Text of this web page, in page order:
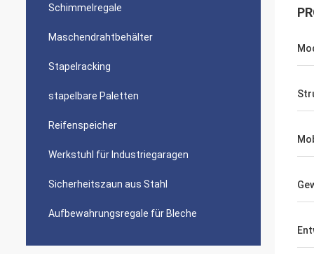
Schimmelregale
Maschendrahtbehälter
Stapelracking
stapelbare Paletten
Reifenspeicher
Werkstuhl für Industriegaragen
Sicherheitszaun aus Stahl
Aufbewahrungsregale für Bleche